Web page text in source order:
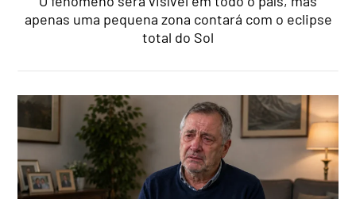
apenas uma pequena zona contará com o eclipse
total do Sol